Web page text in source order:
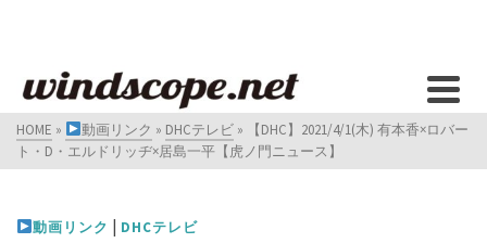
HOME » 動画リンク » DHCテレビ »
【DHC】2021/4/1(木) 有本香×ロバー
ト・D・エルドリッヂ×居島一平【虎ノ門ニュース】
動画リンク | DHCテレビ